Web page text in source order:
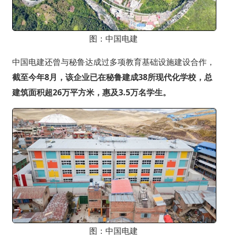
图：中国电建
中国电建还曾与秘鲁达成过多项教育基础设施建设合作，
截至今年8月，该企业已在秘鲁建成38所现代化学校，总
建筑面积超26万平方米，惠及3.5万名学生。
图：中国电建